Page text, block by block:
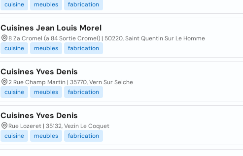
cuisine
meubles fabrication
Cuisines Jean Louis Morel
8 Za Cromel (a 84 Sortie Cromel) | 50220, Saint Quentin Sur Le Homme
cuisine
meubles fabrication
Cuisines Yves Denis
2 Rue Champ Martin | 35770, Vern Sur Seiche
cuisine
meubles fabrication
Cuisines Yves Denis
Rue Lozeret | 35132, Vezin Le Coquet
cuisine
meubles fabrication